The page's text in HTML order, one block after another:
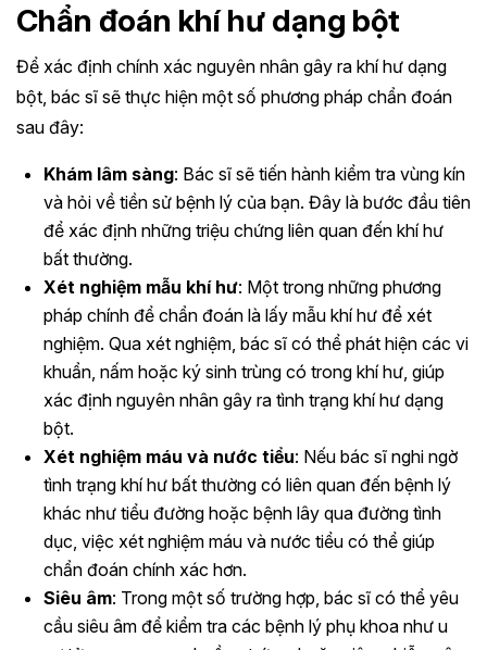
Chẩn đoán khí hư dạng bột
Để xác định chính xác nguyên nhân gây ra khí hư dạng
bột, bác sĩ sẽ thực hiện một số phương pháp chẩn đoán
sau đây:
Khám lâm sàng: Bác sĩ sẽ tiến hành kiểm tra vùng kín
và hỏi về tiền sử bệnh lý của bạn. Đây là bước đầu tiên
để xác định những triệu chứng liên quan đến khí hư
bất thường.
Xét nghiệm mẫu khí hư: Một trong những phương
pháp chính để chẩn đoán là lấy mẫu khí hư để xét
nghiệm. Qua xét nghiệm, bác sĩ có thể phát hiện các vi
khuẩn, nấm hoặc ký sinh trùng có trong khí hư, giúp
xác định nguyên nhân gây ra tình trạng khí hư dạng
bột.
Xét nghiệm máu và nước tiểu: Nếu bác sĩ nghi ngờ
tình trạng khí hư bất thường có liên quan đến bệnh lý
khác như tiểu đường hoặc bệnh lây qua đường tình
dục, việc xét nghiệm máu và nước tiểu có thể giúp
chẩn đoán chính xác hơn.
Siêu âm: Trong một số trường hợp, bác sĩ có thể yêu
cầu siêu âm để kiểm tra các bệnh lý phụ khoa như u